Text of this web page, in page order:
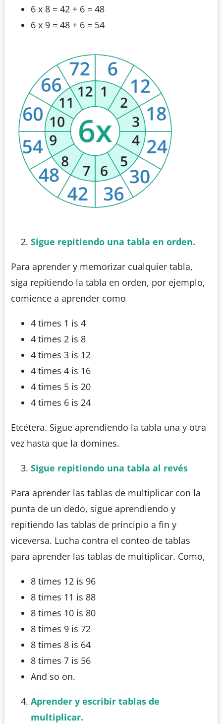
6 x 8 = 42 + 6 = 48
6 x 9 = 48 + 6 = 54
Sigue repitiendo una tabla en orden.
Para aprender y memorizar cualquier tabla,
siga repitiendo la tabla en orden, por ejemplo,
comience a aprender como
4 times 1 is 4
4 times 2 is 8
4 times 3 is 12
4 times 4 is 16
4 times 5 is 20
4 times 6 is 24
Etcétera. Sigue aprendiendo la tabla una y otra
vez hasta que la domines.
Sigue repitiendo una tabla al revés
Para aprender las tablas de multiplicar con la
punta de un dedo, sigue aprendiendo y
repitiendo las tablas de principio a fin y
viceversa. Lucha contra el conteo de tablas
para aprender las tablas de multiplicar. Como,
8 times 12 is 96
8 times 11 is 88
8 times 10 is 80
8 times 9 is 72
8 times 8 is 64
8 times 7 is 56
And so on.
Aprender y escribir tablas de
multiplicar.